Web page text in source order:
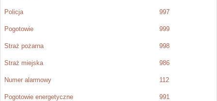
Policja 997
Pogotowie 999
Straż pożarna 998
Straż miejska 986
Numer alarmowy 112
Pogotowie energetyczne 991